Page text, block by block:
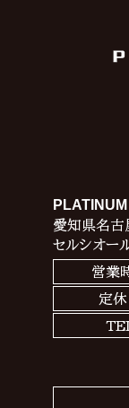
PLATINUM
愛知県名
セルシオー
営業
定休